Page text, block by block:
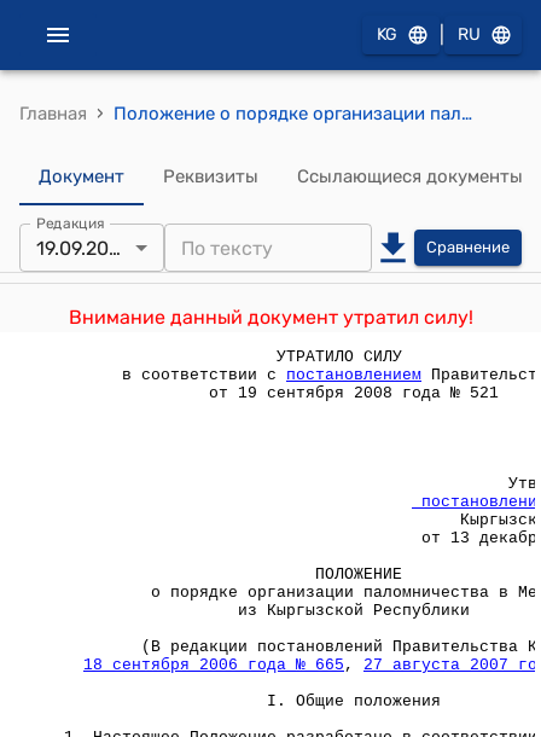
KG RU
Главная › Положение о порядке организации паломничества в Мекку из Кыргызской Республики ( Утверждено постановлением Правительства Кыргызской Республики от 13 декабоя 2005 года)
Документ Реквизиты Ссылающиеся документы
Редакция
19.09.2008 Сравнение
Внимание данный документ утратил силу!